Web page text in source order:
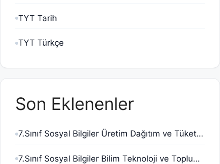
TYT Tarih
TYT Türkçe
Son Eklenenler
7.Sınıf Sosyal Bilgiler Üretim Dağıtım ve Tüketim Testi Çöz Pdf
7.Sınıf Sosyal Bilgiler Bilim Teknoloji ve Toplum Testi Çöz Pdf